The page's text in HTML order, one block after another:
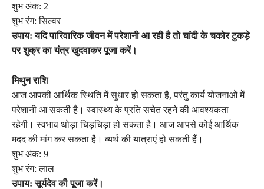
शुभ अंक: 2
शुभ रंग: सिल्वर
उपाय: यदि पारिवारिक जीवन में परेशानी आ रही है तो चांदी के चकोर टुकड़े
पर शुक्र का यंत्र खुदवाकर पूजा करें।
मिथुन राशि
आज आपकी आर्थिक स्थिति में सुधार हो सकता है, परंतु कार्य योजनाओं में
परेशानी आ सकती है। स्वास्थ्य के प्रति सचेत रहने की आवश्यकता
रहेगी। स्वभाव थोड़ा चिड़चिड़ा हो सकता है। आज आपसे कोई आर्थिक
मदद की मांग कर सकता है। व्यर्थ की यात्राएं हो सकती हैं।
शुभ अंक: 9
शुभ रंग: लाल
उपाय: सूर्यदेव की पूजा करें।